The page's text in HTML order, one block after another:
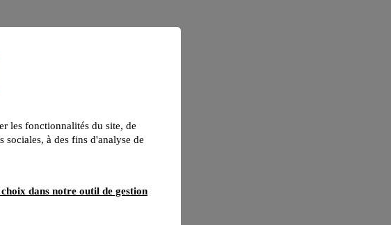
les fonctionnalités du site, de
sociales, à des fins d'analyse de
dans notre outil de gestion